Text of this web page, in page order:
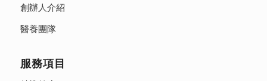
創辦人介紹
醫養團隊
服務項目